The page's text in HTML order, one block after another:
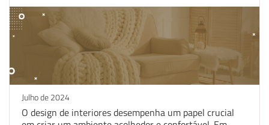
Julho de 2024
O design de interiores desempenha um papel crucial